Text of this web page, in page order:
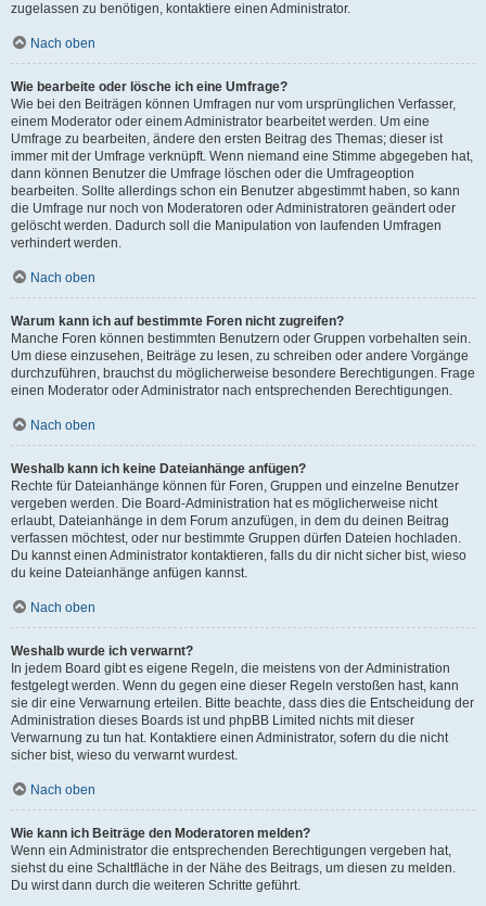
zugelassen zu benötigen, kontaktiere einen Administrator.
Nach oben
Wie bearbeite oder lösche ich eine Umfrage?
Wie bei den Beiträgen können Umfragen nur vom ursprünglichen Verfasser,
einem Moderator oder einem Administrator bearbeitet werden. Um eine
Umfrage zu bearbeiten, ändere den ersten Beitrag des Themas; dieser ist
immer mit der Umfrage verknüpft. Wenn niemand eine Stimme abgegeben hat,
dann können Benutzer die Umfrage löschen oder die Umfrageoption
bearbeiten. Sollte allerdings schon ein Benutzer abgestimmt haben, so kann
die Umfrage nur noch von Moderatoren oder Administratoren geändert oder
gelöscht werden. Dadurch soll die Manipulation von laufenden Umfragen
verhindert werden.
Nach oben
Warum kann ich auf bestimmte Foren nicht zugreifen?
Manche Foren können bestimmten Benutzern oder Gruppen vorbehalten sein.
Um diese einzusehen, Beiträge zu lesen, zu schreiben oder andere Vorgänge
durchzuführen, brauchst du möglicherweise besondere Berechtigungen. Frage
einen Moderator oder Administrator nach entsprechenden Berechtigungen.
Nach oben
Weshalb kann ich keine Dateianhänge anfügen?
Rechte für Dateianhänge können für Foren, Gruppen und einzelne Benutzer
vergeben werden. Die Board-Administration hat es möglicherweise nicht
erlaubt, Dateianhänge in dem Forum anzufügen, in dem du deinen Beitrag
verfassen möchtest, oder nur bestimmte Gruppen dürfen Dateien hochladen.
Du kannst einen Administrator kontaktieren, falls du dir nicht sicher bist, wieso
du keine Dateianhänge anfügen kannst.
Nach oben
Weshalb wurde ich verwarnt?
In jedem Board gibt es eigene Regeln, die meistens von der Administration
festgelegt werden. Wenn du gegen eine dieser Regeln verstoßen hast, kann
sie dir eine Verwarnung erteilen. Bitte beachte, dass dies die Entscheidung der
Administration dieses Boards ist und phpBB Limited nichts mit dieser
Verwarnung zu tun hat. Kontaktiere einen Administrator, sofern du die nicht
sicher bist, wieso du verwarnt wurdest.
Nach oben
Wie kann ich Beiträge den Moderatoren melden?
Wenn ein Administrator die entsprechenden Berechtigungen vergeben hat,
siehst du eine Schaltfläche in der Nähe des Beitrags, um diesen zu melden.
Du wirst dann durch die weiteren Schritte geführt.